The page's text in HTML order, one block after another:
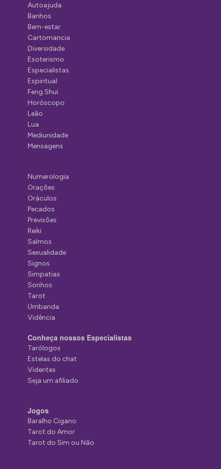
Autoajuda
Banhos
Bem-estar
Cartomancia
Diversidade
Esoterismo
Especialistas
Espiritual
Feng Shui
Horóscopo
Leão
Lua
Mediunidade
Mensagens
Numerologia
Orações
Oráculos
Pecados
Previsões
Reiki
Salmos
Sexualidade
Signos
Simpatias
Sonhos
Tarot
Umbanda
Vidência
Conheça nossos Especialistas
Tarólogos
Estelas do chat
Videntes
Seja um afiliado
Jogos
Baralho Cigano
Tarot do Amor
Tarot do Sim ou Não